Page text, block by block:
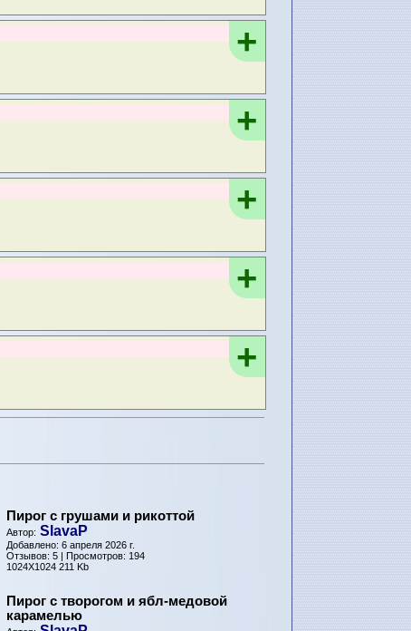
+
+
+
+
+
Пирог с грушами и рикоттой
Автор: SlavaP
Добавлено: 6 апреля 2026 г.
Отзывов: 5 | Просмотров: 194
1024X1024 211 Kb
Пирог с творогом и ябл-медовой
карамелью